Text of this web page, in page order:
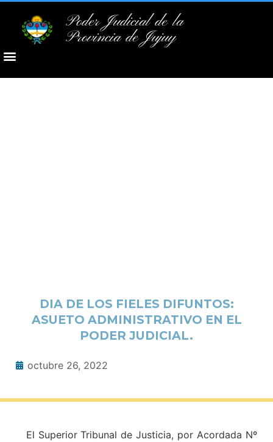
Poder Judicial de la
Provincia de Jujuy
DIA DE LOS FIELES DIFUNTOS:
ASUETO ADMINISTRATIVO EN EL
PODER JUDICIAL.
octubre 26, 2022
El Superior Tribunal de Justicia, por Acordada Nº